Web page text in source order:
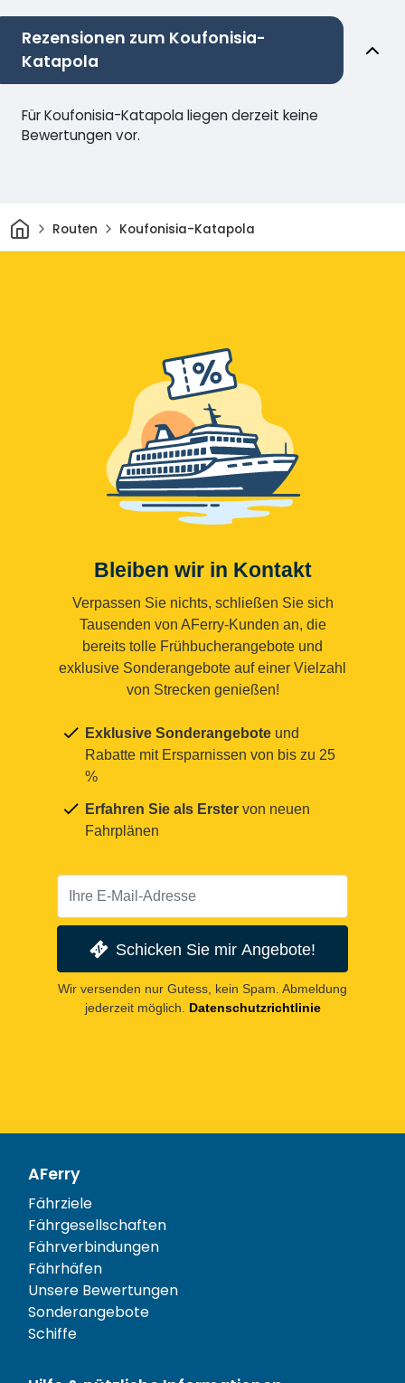
Rezensionen zum Koufonisia-
Katapola
Für Koufonisia-Katapola liegen derzeit keine
Bewertungen vor.
HeimRouten Koufonisia-Katapola
Bleiben wir in Kontakt
Verpassen Sie nichts, schließen Sie sich
Tausenden von AFerry-Kunden an, die
bereits tolle Frühbucherangebote und
exklusive Sonderangebote auf einer Vielzahl
von Strecken genießen!
Exklusive Sonderangebote und
Rabatte mit Ersparnissen von bis zu 25
%
Erfahren Sie als Erster von neuen
Fahrplänen
Schicken Sie mir Angebote!
Wir versenden nur Gutess, kein Spam. Abmeldung
jederzeit möglich.
Datenschutzrichtlinie
AFerry
Fährziele
Fährgesellschaften
Fährverbindungen
Fährhäfen
Unsere Bewertungen
Sonderangebote
Schiffe